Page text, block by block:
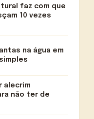
faz com que
10 vezes
na água em
alecrim
não ter de